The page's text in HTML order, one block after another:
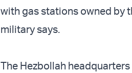
with gas stations owned by
military says.
The Hezbollah